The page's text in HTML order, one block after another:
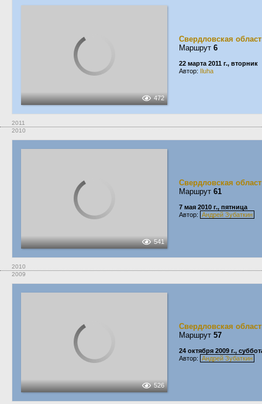
472
Свердловская
Маршрут 6
22 марта 2011 г., вторник
Автор: Iluha
2011
2010
541
Свердловская
Маршрут 61
7 мая 2010 г., пятница
Автор: Андрей Зубаткин
2010
2009
526
Свердловская
Маршрут 57
24 октября 2009 г.,
Автор: Андрей Зубаткин